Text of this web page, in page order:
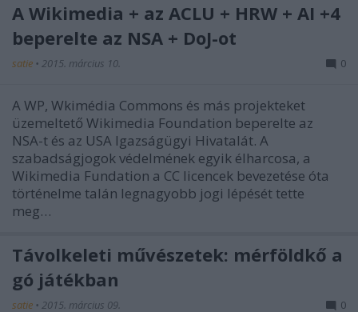
A Wikimedia + az ACLU + HRW + AI +4
beperelte az NSA + DoJ-ot
satie • 2015. március 10. 0
A WP, Wkimédia Commons és más projekteket
üzemeltető Wikimedia Foundation beperelte az
NSA-t és az USA Igazságügyi Hivatalát. A
szabadságjogok védelmének egyik élharcosa, a
Wikimedia Fundation a CC licencek bevezetése óta
történelme talán legnagyobb jogi lépését tette
meg…
Távolkeleti művészetek: mérföldkő a
gó játékban
satie • 2015. március 09. 0